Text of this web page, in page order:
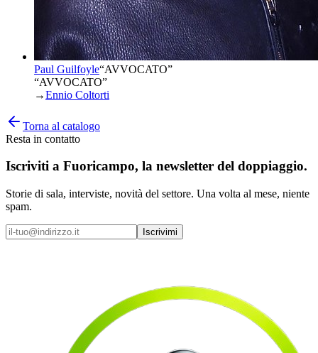
Paul Guilfoyle“AVVOCATO”
“AVVOCATO”
→Ennio Coltorti
Torna al catalogo
Resta in contatto
Iscriviti a Fuoricampo, la newsletter del doppiaggio.
Storie di sala, interviste, novità del settore. Una volta al mese, niente
spam.
Iscrivimi